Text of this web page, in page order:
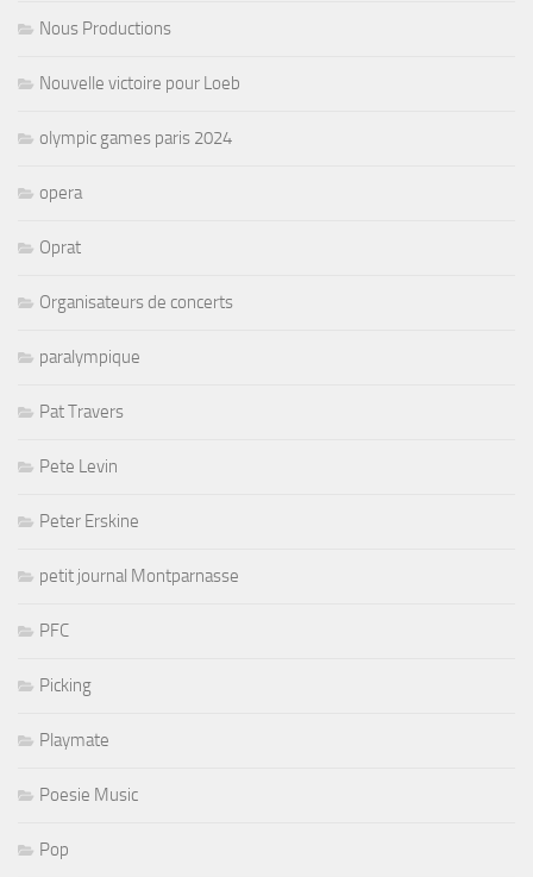
Nous Productions
Nouvelle victoire pour Loeb
olympic games paris 2024
opera
Oprat
Organisateurs de concerts
paralympique
Pat Travers
Pete Levin
Peter Erskine
petit journal Montparnasse
PFC
Picking
Playmate
Poesie Music
Pop